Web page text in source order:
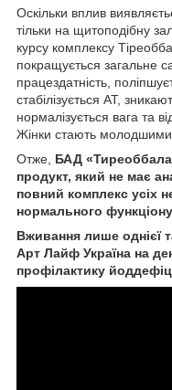
Оскільки вплив
тільки на щитоподібну
курсу комплексу
покращується загальне
працездатність,
стабілізується АТ,
нормалізується вага та
Жінки стають молодшими
Отже, БАД
продукт, який не має
повний комплекс усіх
нормального
Вживання лише однієї
Арт Лайф Україна на
профілактику